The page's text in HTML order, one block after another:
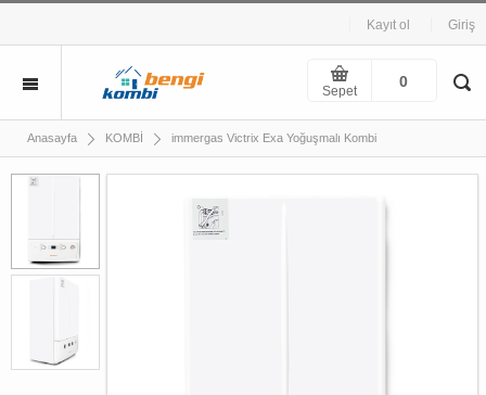
Kayıt ol Giriş
Sepet
0
Anasayfa KOMBİ immergas Victrix Exa Yoğuşmalı Kombi